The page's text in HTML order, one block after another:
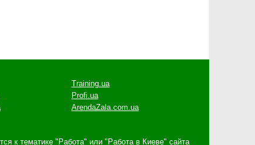
Training.ua
Profi.ua
ArendaZala.com.ua
к тематике "Работа" или "Работа в Киеве" сайта